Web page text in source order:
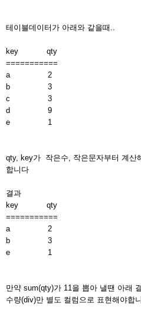
테이블데이터가 아래와 같을때..
key qty
===========
a 2
b 3
c 3
d 9
e 1
qty, key가 작은수, 작은문자부터 계산
합니다
결과
key qty
===========
a 2
b 3
e 1
만약 sum(qty)가 11을 뽑아 낼땐 아래
수량(div)만 별도 컬럼으로 표현해야합